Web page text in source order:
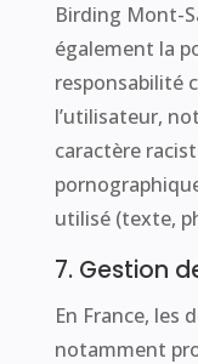
Birding Mont-
également la
responsabilité
l’utilisateur,
caractère
utilisé (texte,
7. Gestion
En France, les
notamment